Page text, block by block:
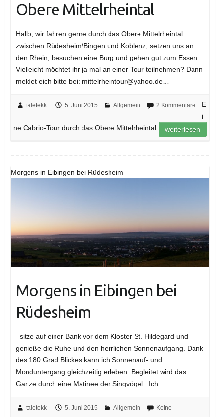
Obere Mittelrheintal
Hallo, wir fahren gerne durch das Obere Mittelrheintal
zwischen Rüdesheim/Bingen und Koblenz, setzen uns an
den Rhein, besuchen eine Burg und gehen gut zum Essen.
Vielleicht möchtet ihr ja mal an einer Tour teilnehmen? Dann
meldet eich bitte bei: mittelrheintour@yahoo.de…
taletekk 5. Juni 2015 Allgemein 2 Kommentare
E
i
ne Cabrio-Tour durch das Obere Mittelrheintal
weiterlesen
Morgens in Eibingen bei Rüdesheim
Morgens in Eibingen bei
Rüdesheim
sitze auf einer Bank vor dem Kloster St. Hildegard und
genieße die Ruhe und den herrlichen Sonnenaufgang. Dank
des 180 Grad Blickes kann ich Sonnenauf- und
Monduntergang gleichzeitig erleben. Begleitet wird das
Ganze durch eine Matinee der Singvögel. Ich…
taletekk 5. Juni 2015 Allgemein
Keine